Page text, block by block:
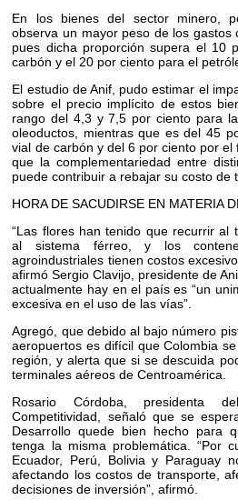
En los bienes del sector minero,
observa un mayor peso de los gastos
pues dicha proporción supera el 10
carbón y el 20 por ciento para el
El estudio de Anif, pudo estimar el
sobre el precio implícito de estos
rango del 4,3 y 7,5 por ciento para
oleoductos, mientras que es del 45
vial de carbón y del 6 por ciento por
que la complementariedad entre
puede contribuir a rebajar su costo de
HORA DE SACUDIRSE EN MATERIA
“Las flores han tenido que recurrir al
al sistema férreo, y los
agroindustriales tienen costos
afirmó Sergio Clavijo, presidente de
actualmente hay en el país es “un
excesiva en el uso de las vías”.
Agregó, que debido al bajo número
aeropuertos es difícil que Colombia se
región, y alerta que si se descuida
terminales aéreos de Centroamérica.
Rosario Córdoba, presidenta
Competitividad, señaló que se
Desarrollo quede bien hecho para
tenga la misma problemática. “Por
Ecuador, Perú, Bolivia y Paraguay
afectando los costos de transporte,
decisiones de inversión”, afirmó.